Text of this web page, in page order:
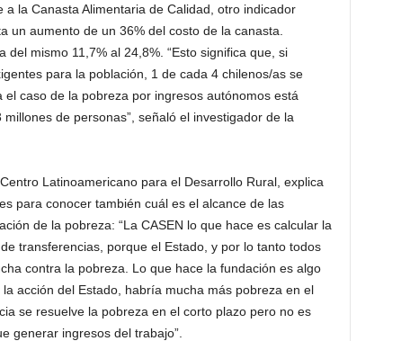
la Canasta Alimentaria de Calidad, otro indicador
un aumento de un 36% del costo de la canasta.
mismo 11,7% al 24,8%. “Esto significa que, si
para la población, 1 de cada 4 chilenos/as se
caso de la pobreza por ingresos autónomos está
de personas”, señaló el investigador de la
Latinoamericano para el Desarrollo Rural, explica
para conocer también cuál es el alcance de las
de la pobreza: “La CASEN lo que hace es calcular la
transferencias, porque el Estado, y por lo tanto todos
contra la pobreza. Lo que hace la fundación es algo
acción del Estado, habría mucha más pobreza en el
se resuelve la pobreza en el corto plazo pero no es
generar ingresos del trabajo”.